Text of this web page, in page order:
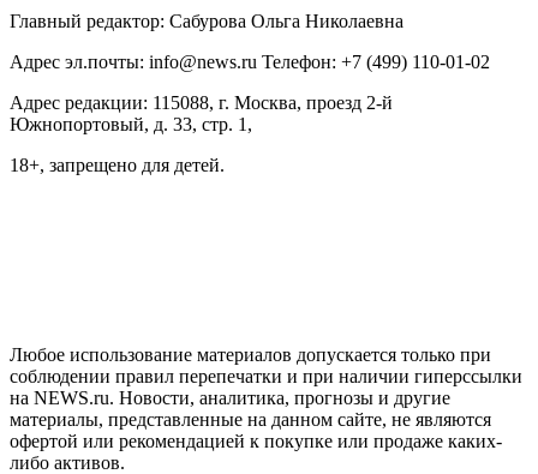
Главный редактор: Сабурова Ольга Николаевна
Адрес эл.почты: info@news.ru Телефон: +7 (499) 110-01-02
Адрес редакции: 115088, г. Москва, проезд 2-й
Южнопортовый, д. 33, стр. 1,
18+, запрещено для детей.
Любое использование материалов допускается только при
соблюдении правил перепечатки и при наличии гиперссылки
на NEWS.ru. Новости, аналитика, прогнозы и другие
материалы, представленные на данном сайте, не являются
офертой или рекомендацией к покупке или продаже каких-
либо активов.